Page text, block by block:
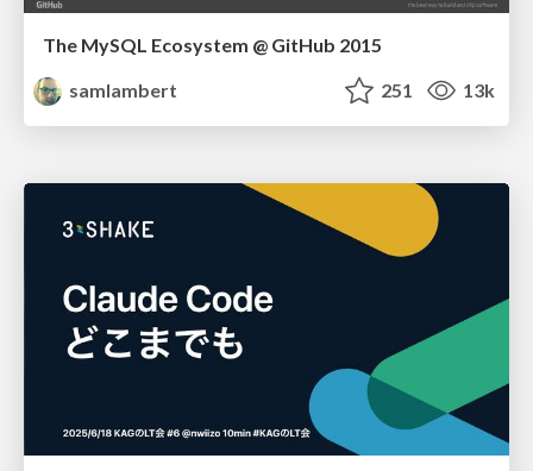
The MySQL Ecosystem @ GitHub 2015
samlambert
251 13k